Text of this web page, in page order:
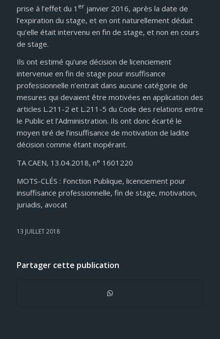
prise à l’effet du 1 erjanvier 2016, après la date de
l’expiration du stage, et en ont naturellement déduit
qu’elle était intervenu en fin de stage, et non en cours
de stage.
Ils ont estimé qu’une décision de licenciement
intervenue en fin de stage pour insuffisance
professionnelle n’entrait dans aucune catégorie de
mesures qui devaient être motivées en application des
articles L.211-2 et L.211-5 du Code des relations entre
le Public et l’Administration. Ils ont donc écarté le
moyen tiré de l’insuffisance de motivation de ladite
décision comme étant inopérant.
TA CAEN, 13.04.2018, n° 1601220
MOTS-CLÉS : Fonction Publique, licenciement pour
insuffisance professionnelle, fin de stage, motivation,
juriadis, avocat
13 JUILLET 2018
Partager cette publication